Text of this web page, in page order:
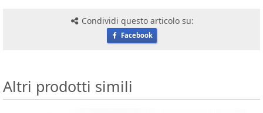
Condividi questo articolo su:
Facebook
Altri prodotti simili